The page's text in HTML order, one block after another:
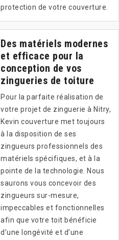
protection de votre couverture.
Des matériels modernes
et efficace pour la
conception de vos
zingueries de toiture
Pour la parfaite réalisation de
votre projet de zinguerie à Nitry,
Kevin couverture met toujours
à la disposition de ses
zingueurs professionnels des
matériels spécifiques, et à la
pointe de la technologie. Nous
saurons vous concevoir des
zingueurs sur-mesure,
impeccables et fonctionnelles
afin que votre toit bénéficie
d’une longévité et d’une